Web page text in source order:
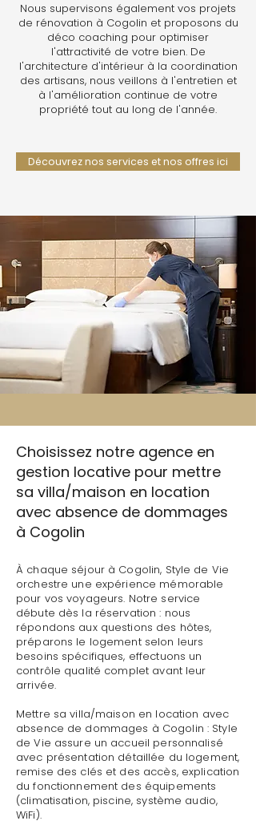
Nous supervisons également vos projets
de rénovation à Cogolin et proposons du
déco coaching pour optimiser
l'attractivité de votre bien. De
l'architecture d'intérieur à la coordination
des artisans, nous veillons à l'entretien et
à l'amélioration continue de votre
propriété tout au long de l'année.
Découvrez nos services et nos offres ici
Choisissez notre agence en
gestion locative pour mettre
sa villa/maison en location
avec absence de dommages
à Cogolin
À chaque séjour à Cogolin, Style de Vie
orchestre une expérience mémorable
pour vos voyageurs. Notre service
débute dès la réservation : nous
répondons aux questions des hôtes,
préparons le logement selon leurs
besoins spécifiques, effectuons un
contrôle qualité complet avant leur
arrivée.
Mettre sa villa/maison en location avec
absence de dommages à Cogolin : Style
de Vie assure un accueil personnalisé
avec présentation détaillée du logement,
remise des clés et des accès, explication
du fonctionnement des équipements
(climatisation, piscine, système audio,
WiFi).